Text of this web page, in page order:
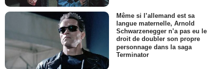
Même si l’allemand est sa
langue maternelle, Arnold
Schwarzenegger n’a pas eu le
droit de doubler son propre
personnage dans la saga
Terminator